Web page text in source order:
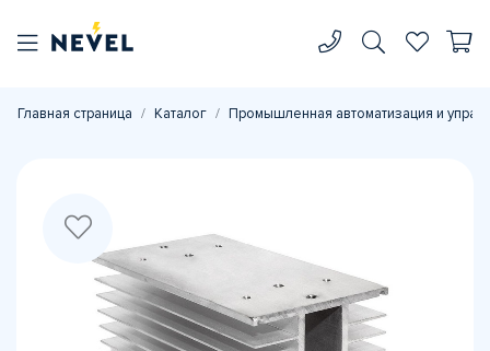
Главная страница Каталог Промышленная автоматизация и